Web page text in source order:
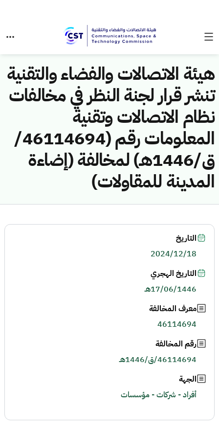
هيئة الاتصالات والفضاء والتقنية
تنشر قرار لجنة النظر في مخالفات
نظام الاتصالات وتقنية
المعلومات رقم (46114694/
ق/1446هـ) لمخالفة (إضاءة
المدينة للمقاولات)
التاريخ
2024/12/18
التاريخ الهجري
17/06/1446هـ
معرف المخالفة
46114694
رقم المخالفة
46114694/ق/1446هـ
الجهة
أفراد - شركات - مؤسسات